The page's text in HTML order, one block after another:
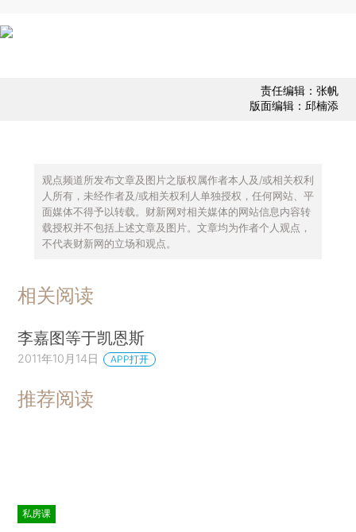
责任编辑：张帆
版面编辑：邱楠添
观点频道所发布文章及图片之版权属作者本人及/或相关权利
人所有，未经作者及/或相关权利人单独授权，任何网站、平
面媒体不得予以转载。财新网对相关媒体的网站信息内容转
载授权并不包括上述文章及图片。文章均为作者个人观点，
不代表财新网的立场和观点。
相关阅读
李嘉图等于凯恩斯
2011年10月14日 APP打开
推荐阅读
私房课